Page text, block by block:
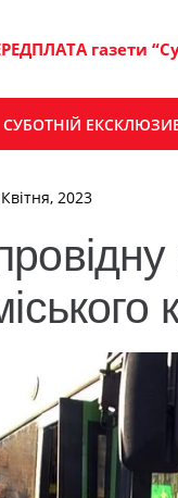
газети
СУБОТНІЙ
2023